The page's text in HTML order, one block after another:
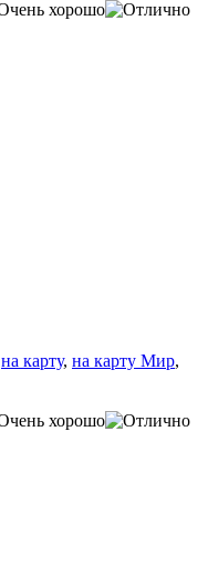
на карту, на карту Мир,